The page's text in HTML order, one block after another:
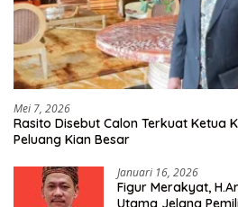
Mei 7, 2026
Rasito Disebut Calon Terkuat Ketua
Peluang Kian Besar
Januari 16, 2026
Figur Merakyat,
Utama Jelang